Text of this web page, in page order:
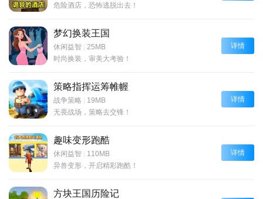
危险酒店，恐怖逃脱出去！
梦幻换装王国
休闲益智 | 25MB
时尚换装，审美大考验！
详情
策略指挥运筹帷幄
战争策略 | 19MB
无畏战场，策略去交锋！
详情
趣味变形跑酷
休闲益智 | 110MB
异兽变形，开启精彩跑酷！
详情
方块王国历险记